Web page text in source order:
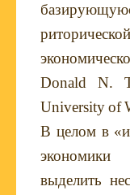
риторической
Donald N.
Universityof
В целом в
выделить